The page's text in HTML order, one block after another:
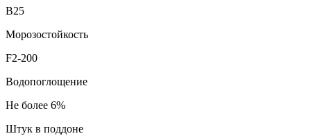
В25
Морозостойкость
F2-200
Водопоглощение
Не более 6%
Штук в поддоне